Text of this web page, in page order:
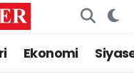
Ekonomi